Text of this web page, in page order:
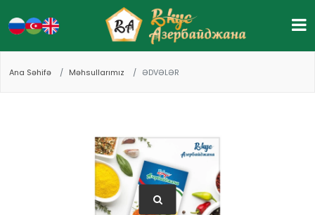
Ana Səhifə Məhsullarımız ƏDVƏLƏR